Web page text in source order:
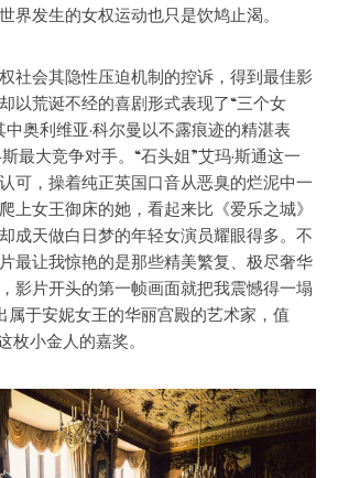
界发生的女权运动也只是饮鸠止渴。
社会其隐性压迫机制的控诉，得到最佳影
以荒诞不经的喜剧形式表现了“三个女
中奥利维亚·科尔曼以不露痕迹的精湛表
最大竞争对手。“石头姐”艾玛·斯通这一
可，操着纯正英国口音从恶臭的烂泥中一
上女王御床的她，看起来比《爱乐之城》
成天做白日梦的年轻女演员耀眼得多。不
最让我惊艳的是那些精美繁复、极尽奢华
影片开头的第一帧画面就把我震憾得一塌
于安妮女王的华丽宫殿的艺术家，值
枚小金人的嘉奖。